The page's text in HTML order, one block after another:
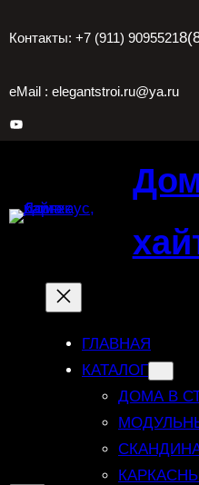
Контакты: +7 (911) 9095521
eMail : elegantstroi.ru@ya.ru
YouTube
ГЛАВНАЯ
КАТАЛОГ
ДОМА В